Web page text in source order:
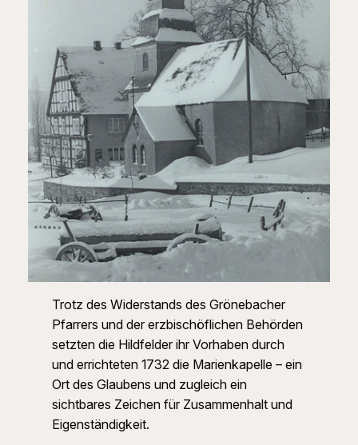
Trotz des Widerstands des Grönebacher
Pfarrers und der erzbischöflichen Behörden
setzten die Hildfelder ihr Vorhaben durch
und errichteten 1732 die Marienkapelle – ein
Ort des Glaubens und zugleich ein
sichtbares Zeichen für Zusammenhalt und
Eigenständigkeit.